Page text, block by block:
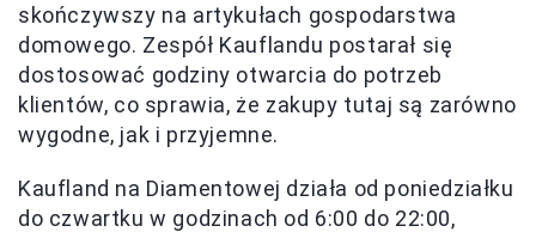
skończywszy na artykułach gospodarstwa
domowego. Zespół Kauflandu postarał się
dostosować godziny otwarcia do potrzeb
klientów, co sprawia, że zakupy tutaj są zarówno
wygodne, jak i przyjemne.
Kaufland na Diamentowej działa od poniedziałku
do czwartku w godzinach od 6:00 do 22:00,